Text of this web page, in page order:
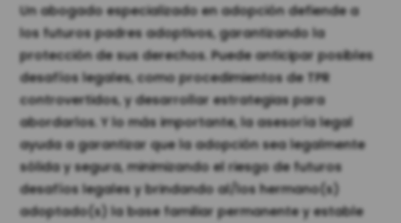
Un abogado especializado en adopción defiende a
los futuros padres adoptivos, garantizando la
protección de sus derechos. Puede anticipar posibles
desafíos legales, como procedimientos de TPR
controvertidos, y desarrollar estrategias para
abordarlos. Y lo más importante, la asesoría legal
ayuda a garantizar que la adopción sea legalmente
sólida y segura, minimizando el riesgo de futuros
desafíos legales y brindando al/los hermano(s)
adoptado(s) la base familiar permanente y estable